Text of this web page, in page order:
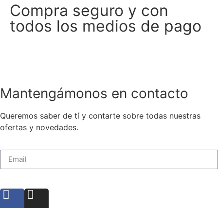
Compra seguro y con
todos los medios de pago
Mantengámonos en contacto
Queremos saber de tí y contarte sobre todas nuestras
ofertas y novedades.